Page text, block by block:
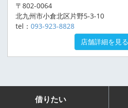
〒802-0064
北九州市小倉北区片野5-3-10
tel： 093-923-8828
店舗詳細を見る
借りたい